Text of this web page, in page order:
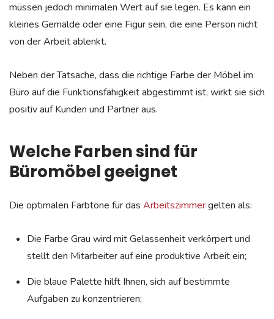
müssen jedoch minimalen Wert auf sie legen. Es kann ein
kleines Gemälde oder eine Figur sein, die eine Person nicht
von der Arbeit ablenkt.
Neben der Tatsache, dass die richtige Farbe der Möbel im
Büro auf die Funktionsfähigkeit abgestimmt ist, wirkt sie sich
positiv auf Kunden und Partner aus.
Welche Farben sind für
Büromöbel geeignet
Die optimalen Farbtöne für das Arbeitszimmergelten als:
Die Farbe Grau wird mit Gelassenheit verkörpert und
stellt den Mitarbeiter auf eine produktive Arbeit ein;
Die blaue Palette hilft Ihnen, sich auf bestimmte
Aufgaben zu konzentrieren;